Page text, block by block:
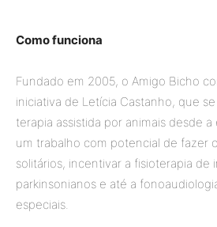
Como funciona
Fundado em 2005, o Amigo Bicho
iniciativa de Letícia Castanho, que
terapia assistida por animais desde
um trabalho com potencial de fazer
solitários, incentivar a fisioterapia de
parkinsonianos e até a
especiais.